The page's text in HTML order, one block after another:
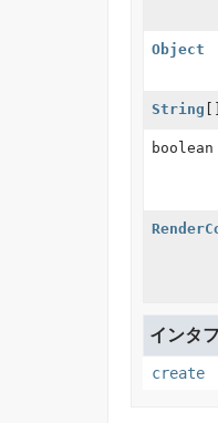
Object
String
boolean
インタ
create